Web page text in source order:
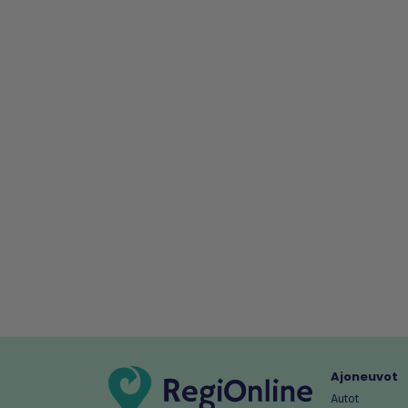
Ajoneuvot
Autot